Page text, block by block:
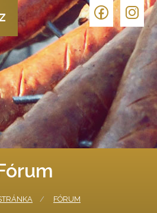
FÓRUM